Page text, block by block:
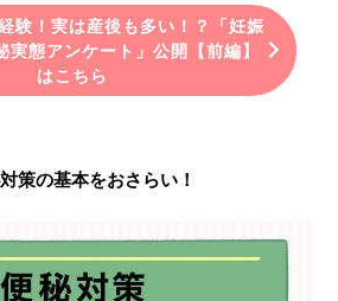
験！実は産後も多い！？「妊娠
実態アンケート」公開【前編】
はこちら
策の基本をおさらい！